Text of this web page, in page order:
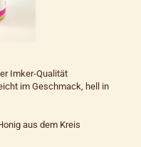
Imker-Qualität
im Geschmack, hell in
aus dem Kreis